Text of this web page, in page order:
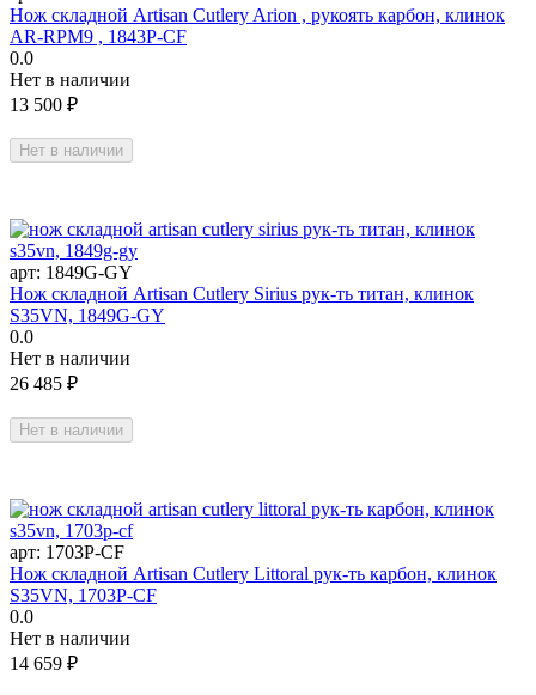
Нож складной Artisan Cutlery Arion , рукоять карбон, клинок
AR-RPM9 , 1843P-CF
0.0
Нет в наличии
13 500 ₽
Нет в наличии
арт: 1849G-GY
Нож складной Artisan Cutlery Sirius рук-ть титан, клинок
S35VN, 1849G-GY
0.0
Нет в наличии
26 485 ₽
Нет в наличии
арт: 1703P-CF
Нож складной Artisan Cutlery Littoral рук-ть карбон, клинок
S35VN, 1703P-CF
0.0
Нет в наличии
14 659 ₽